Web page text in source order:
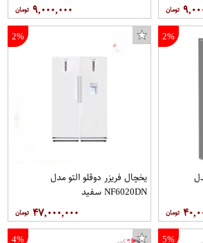
۹,۰۰۰,۰۰۰
2%
2%
یخچال فریزر دوقلو التو مدل
NF6020DN سفید
۴۷,۰۰۰,۰۰۰
5%
4%